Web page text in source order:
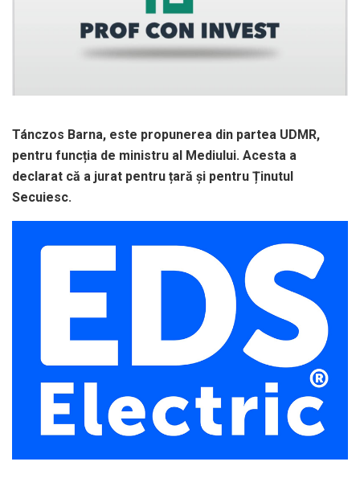
Tánczos Barna, este propunerea din partea UDMR,
pentru funcția de ministru al Mediului. Acesta a
declarat că a jurat pentru țară și pentru Ținutul
Secuiesc.